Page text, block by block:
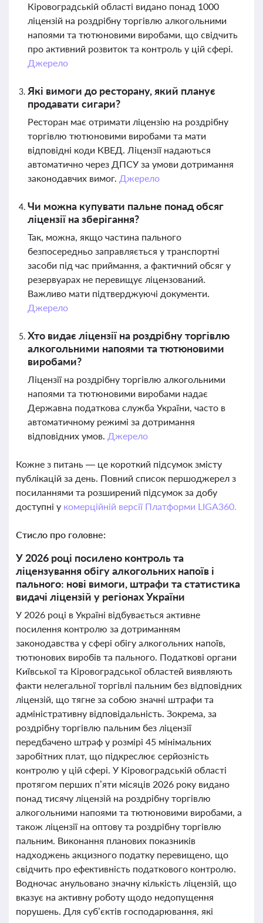
Кіровоградській області видано понад 1000
ліцензій на роздрібну торгівлю алкогольними
напоями та тютюновими виробами, що свідчить
про активний розвиток та контроль у цій сфері.
Джерело
Які вимоги до ресторану, який планує
продавати сигари?
Ресторан має отримати ліцензію на роздрібну
торгівлю тютюновими виробами та мати
відповідні коди КВЕД. Ліцензії надаються
автоматично через ДПСУ за умови дотримання
законодавчих вимог. Джерело
Чи можна купувати пальне понад обсяг
ліцензії на зберігання?
Так, можна, якщо частина пального
безпосередньо заправляється у транспортні
засоби під час приймання, а фактичний обсяг у
резервуарах не перевищує ліцензований.
Важливо мати підтверджуючі документи.
Джерело
Хто видає ліцензії на роздрібну торгівлю
алкогольними напоями та тютюновими
виробами?
Ліцензії на роздрібну торгівлю алкогольними
напоями та тютюновими виробами надає
Державна податкова служба України, часто в
автоматичному режимі за дотримання
відповідних умов. Джерело
Кожне з питань — це короткий підсумок змісту
публікацій за день. Повний список першоджерел з
посиланнями та розширений підсумок за добу
доступні у комерційній версії Платформи LIGA360.
Стисло про головне:
У 2026 році посилено контроль та
ліцензування обігу алкогольних напоїв і
пального: нові вимоги, штрафи та статистика
видачі ліцензій у регіонах України
У 2026 році в Україні відбувається активне
посилення контролю за дотриманням
законодавства у сфері обігу алкогольних напоїв,
тютюнових виробів та пального. Податкові органи
Київської та Кіровоградської областей виявляють
факти нелегальної торгівлі пальним без відповідних
ліцензій, що тягне за собою значні штрафи та
адміністративну відповідальність. Зокрема, за
роздрібну торгівлю пальним без ліцензії
передбачено штраф у розмірі 45 мінімальних
заробітних плат, що підкреслює серйозність
контролю у цій сфері. У Кіровоградській області
протягом перших п’яти місяців 2026 року видано
понад тисячу ліцензій на роздрібну торгівлю
алкогольними напоями та тютюновими виробами, а
також ліцензії на оптову та роздрібну торгівлю
пальним. Виконання планових показників
надходжень акцизного податку перевищено, що
свідчить про ефективність податкового контролю.
Водночас анульовано значну кількість ліцензій, що
вказує на активну роботу щодо недопущення
порушень. Для суб’єктів господарювання, які